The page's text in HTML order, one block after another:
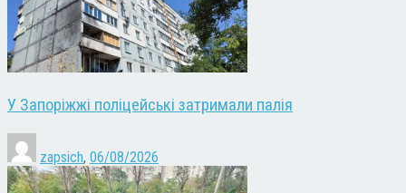
У Запоріжжі поліцейські затримали палія
zapsich, 06/08/2026